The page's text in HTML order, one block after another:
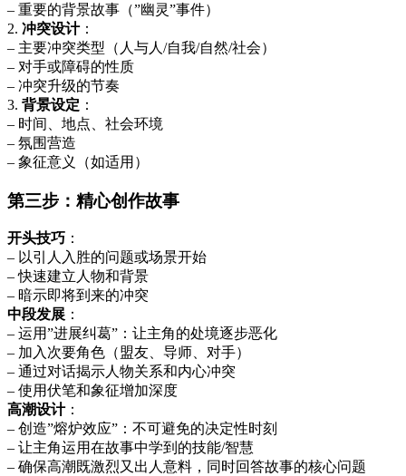
– 重要的背景故事（”幽灵”事件）
2. 冲突设计：
– 主要冲突类型（人与人/自我/自然/社会）
– 对手或障碍的性质
– 冲突升级的节奏
3. 背景设定 ：
– 时间、地点、社会环境
– 氛围营造
– 象征意义（如适用）
第三步：精心创作故事
开头技巧 ：
– 以引人入胜的问题或场景开始
– 快速建立人物和背景
– 暗示即将到来的冲突
中段发展 ：
– 运用”进展纠葛”：让主角的处境逐步恶化
– 加入次要角色（盟友、导师、对手）
– 通过对话揭示人物关系和内心冲突
– 使用伏笔和象征增加深度
高潮设计：
– 创造”熔炉效应”：不可避免的决定性时刻
– 让主角运用在故事中学到的技能/智慧
– 确保高潮既激烈又出人意料，同时回答故事的核心问题